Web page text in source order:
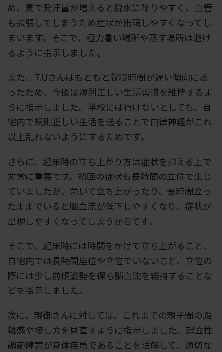
め、夏で発汗量が増えると脱水に陥りやすく、血管
も拡張してしまうため症状が出現しやすくなってし
まいます。そこで、極力暑い場所や蒸す場所は避け
るように指示しました。
また、T.Uさんはもともと就寝時間が遅い傾向にあ
ったため、今後は規則正しい生活習慣を維持するよ
うに指示しました。学校には行けないとしても、自
宅内で規則正しい生活を送ることで自律神経がこれ
以上乱れないようにするためです。
さらに、起床時の立ち上がり方は症状を抑える上で
非常に重要です。初回の症状も長時間の立位で生じ
ていましたが、急いで立ち上がったり、長時間立っ
たままでいると脳血流が低下しやすくなり、症状が
出現しやすくなってしまうからです。
そこで、起床時には時間をかけて立ち上がること、
自宅内では長時間座位や立位でいないこと、立位の
際には少し前傾姿勢を保ち脳血流を維持することな
どを指示しました。
次に、親御さんに対しては、これまでの親子間の距
離感や接し方を見直すように指示しました。起立性
調節障害が身体疾患であることを理解して、適切な